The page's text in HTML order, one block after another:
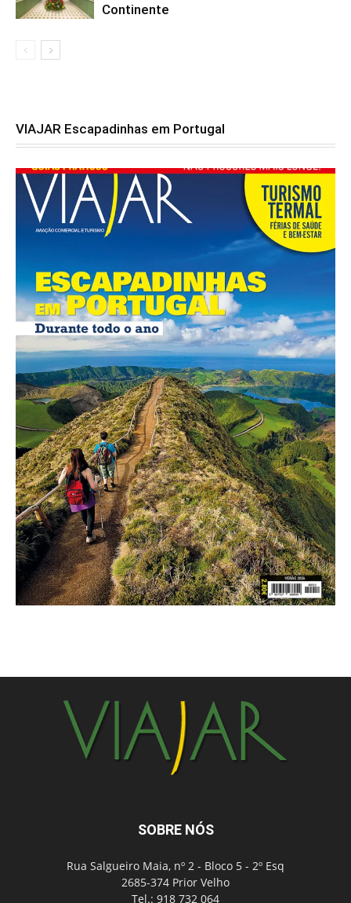
Continente
VIAJAR Escapadinhas em Portugal
SOBRE NÓS
Rua Salgueiro Maia, nº 2 - Bloco 5 - 2º Esq
2685-374 Prior Velho
Tel.: 918 732 064